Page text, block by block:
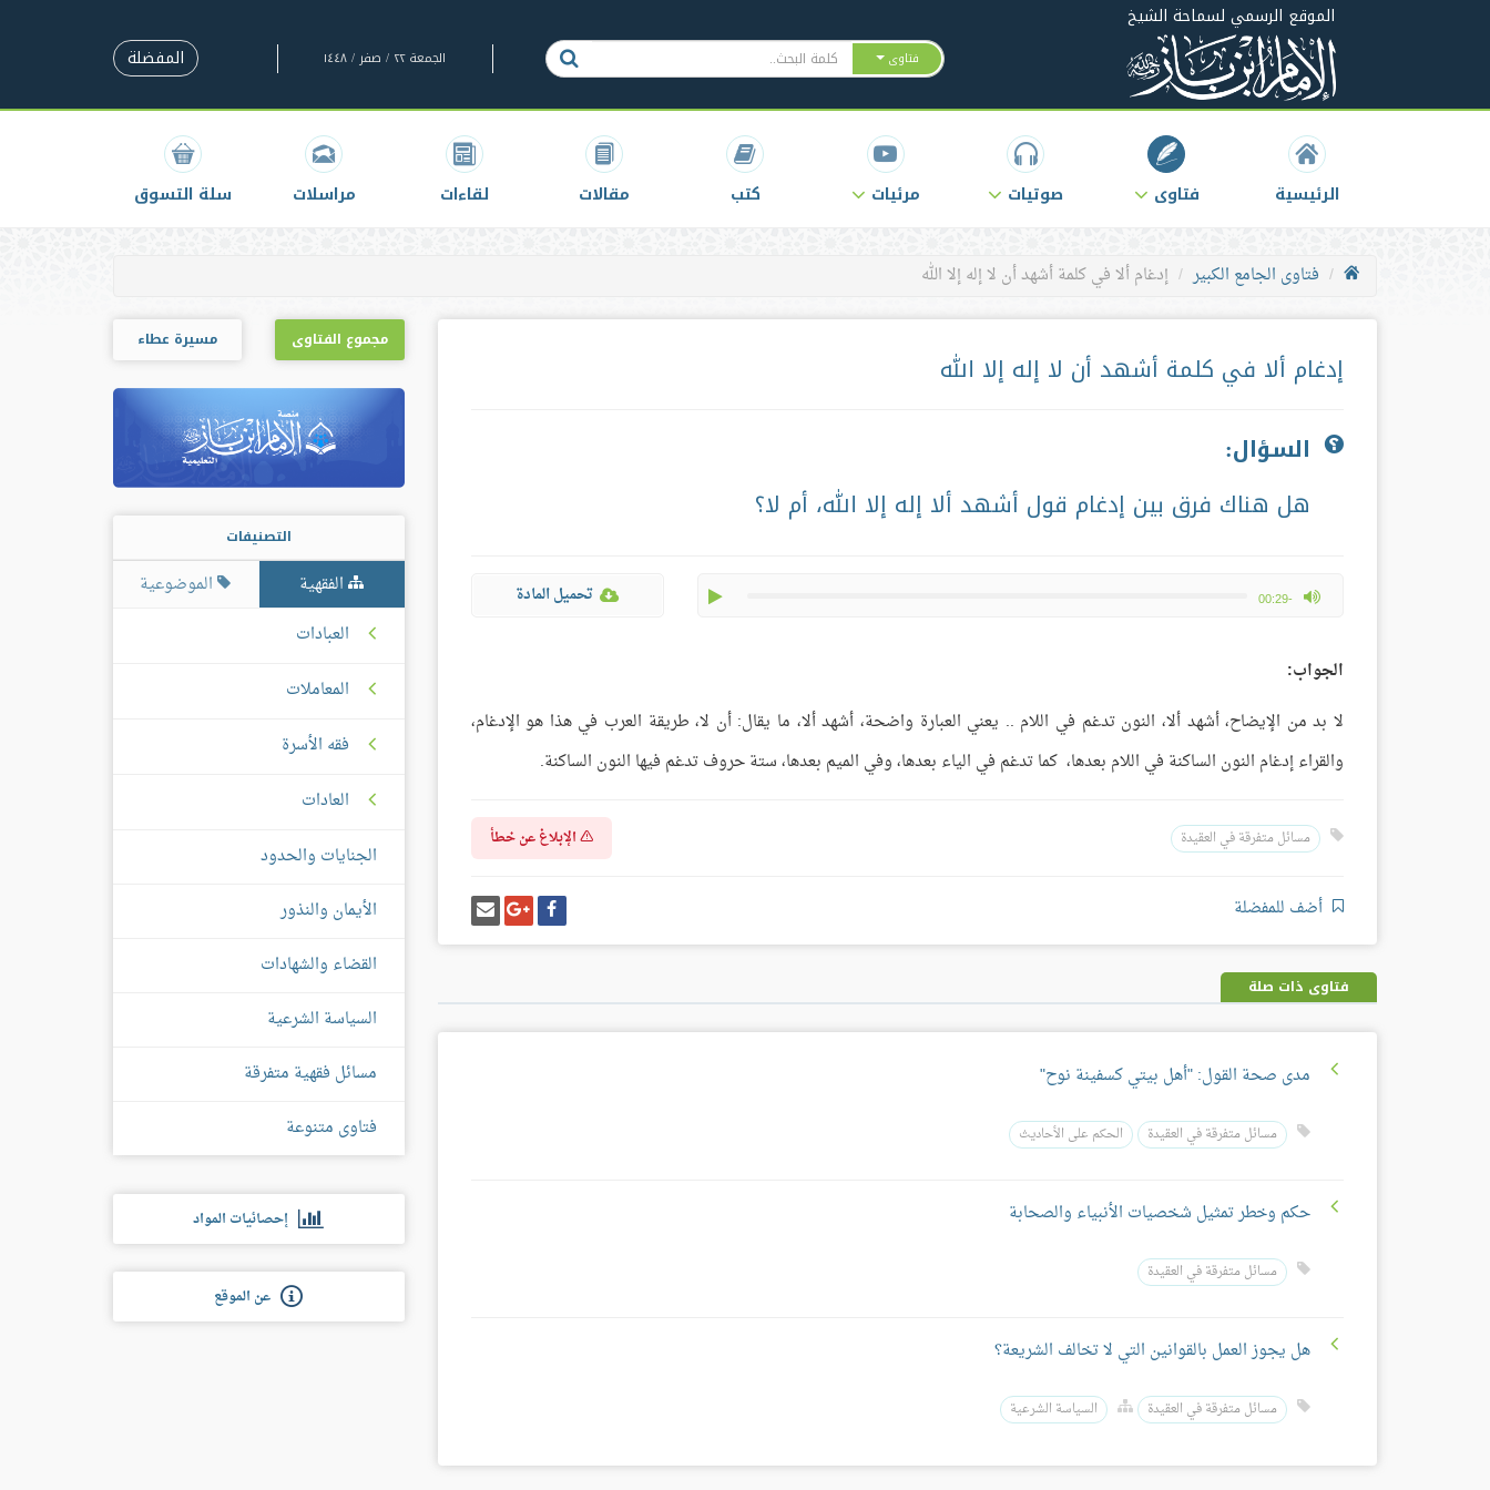
الموقع الرسمي لسماحة الشيخ
فتاوى الجمعة ٢٢ / صفر / ١٤٤٨ المفضلة
الرئيسية فتاوى صوتيات مرئيات كتب مقالات لقاءات مراسلات سلة التسوق
فتاوى الجامع الكبير إدغام ألا في كلمة أشهد أن لا إله إلا الله
إدغام ألا في كلمة أشهد أن لا إله إلا الله
السؤال:
هل هناك فرق بين إدغام قول أشهد ألا إله إلا الله، أم لا؟
-00:29
max volume تحميل المادة
الجواب:
لا بد من الإيضاح، أشهد ألا، النون تدغم في اللام .. يعني العبارة واضحة، أشهد ألا، ما يقال: أن لا، طريقة العرب في هذا هو الإدغام،
والقراء إدغام النون الساكنة في اللام بعدها، كما تدغم في الياء بعدها، وفي الميم بعدها، ستة حروف تدغم فيها النون الساكنة.
مسائل متفرقة في العقيدة الإبلاغ عن خطأ
أضف للمفضلة شارك
على
فيسبوك
شارك
على
غوغل
بلس
إرسل
إيميل
فتاوى ذات صلة
مدى صحة القول: "أهل بيتي كسفينة نوح"
مسائل متفرقة في العقيدة الحكم على الأحاديث
حكم وخطر تمثيل شخصيات الأنبياء والصحابة
مسائل متفرقة في العقيدة
هل يجوز العمل بالقوانين التي لا تخالف الشريعة؟
مسائل متفرقة في العقيدة السياسة الشرعية
مجموع الفتاوى مسيرة عطاء
التصنيفات
الفقهية
الموضوعية
العبادات
المعاملات
فقه الأسرة
العادات
الجنايات والحدود
الأيمان والنذور
القضاء والشهادات
السياسة الشرعية
مسائل فقهية متفرقة
فتاوى متنوعة
إحصائيات المواد
عن الموقع